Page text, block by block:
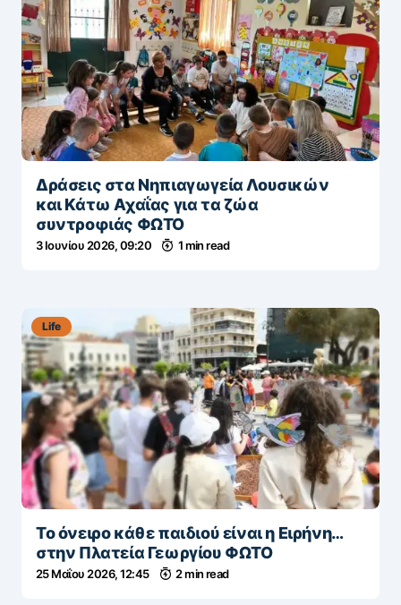
Δράσεις στα Νηπιαγωγεία Λουσικών
και Κάτω Αχαΐας για τα ζώα
συντροφιάς ΦΩΤΟ
3 Ιουνίου 2026, 09:20 1 min read
Life
Το όνειρο κάθε παιδιού είναι η Ειρήνη…
στην Πλατεία Γεωργίου ΦΩΤΟ
25 Μαΐου 2026, 12:45 2 min read